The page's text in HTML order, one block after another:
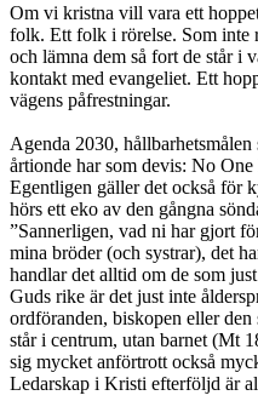
Om vi kristna vill vara ett
folk. Ett folk i rörelse. Som inte
och lämna dem så fort de står i
kontakt med evangeliet. Ett
vägens påfrestningar.
Agenda 2030,
årtionde har som devis: No
Egentligen gäller det också för
hörs ett eko av den gångna
”Sannerligen, vad ni har gjort
mina bröder (och systrar), det
handlar det alltid om de som
Guds rike är det just inte
ordföranden, biskopen eller
står i centrum, utan barnet (Mt
sig mycket anförtrott också
Ledarskap i Kristi efterföljd är